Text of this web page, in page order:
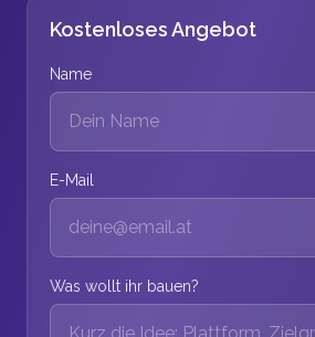
Kostenloses Angebot
Name
E-Mail
Was wollt ihr bauen?